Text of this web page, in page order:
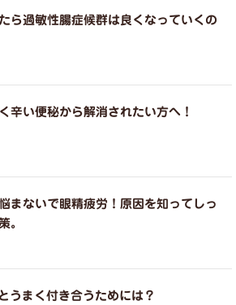
ら過敏性腸症候群は良くなっていくの
辛い便秘から解消されたい方へ！
まないで眼精疲労！原因を知ってしっ
。
うまく付き合うためには？